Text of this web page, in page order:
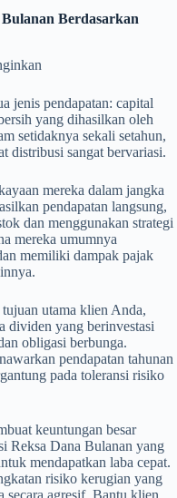
Berdasarkan
jenis pendapatan: capital
yang dihasilkan oleh
setidaknya sekali setahun,
distribusi sangat bervariasi.
mereka dalam jangka
pendapatan langsung,
dan menggunakan strategi
mereka umumnya
memiliki dampak pajak
utama klien Anda,
dividen yang berinvestasi
obligasi berbunga.
pendapatan tahunan
pada toleransi risiko
keuntungan besar
Reksa Dana Bulanan yang
mendapatkan laba cepat.
risiko kerugian yang
secara agresif. Bantu klien